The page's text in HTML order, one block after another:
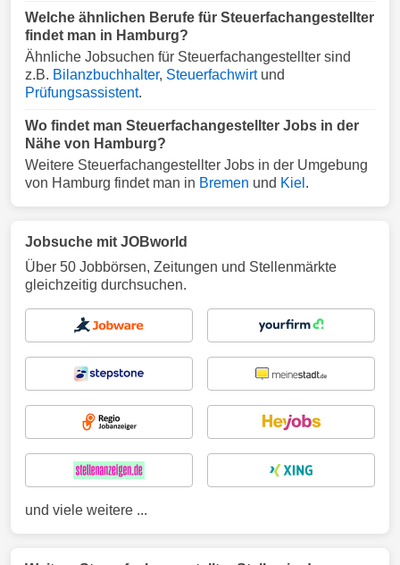
Welche ähnlichen Berufe für Steuerfachangestellter
findet man in Hamburg?
Ähnliche Jobsuchen für Steuerfachangestellter sind
z.B. Bilanzbuchhalter, Steuerfachwirtund
Prüfungsassistent.
Wo findet man Steuerfachangestellter Jobs in der
Nähe von Hamburg?
Weitere Steuerfachangestellter Jobs in der Umgebung
von Hamburg findet man in Bremen und Kiel .
Jobsuche mit JOBworld
Über 50 Jobbörsen, Zeitungen und Stellenmärkte
gleichzeitig durchsuchen.
und viele weitere ...